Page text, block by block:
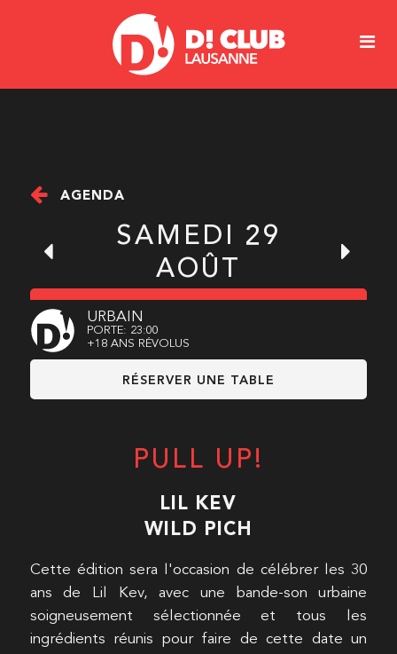
AGENDA
SAMEDI 29
AOÛT
URBAIN
PORTE: 23:00
+18 ANS RÉVOLUS
RÉSERVER UNE TABLE
PULL UP!
LIL KEV
WILD PICH
Cette édition sera l'occasion de célébrer les 30
ans de Lil Kev, avec une bande-son urbaine
soigneusement sélectionnée et tous les
ingrédients réunis pour faire de cette date un